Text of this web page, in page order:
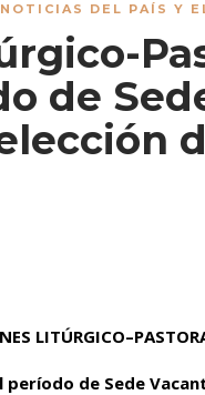
NOTICIAS DEL PAÍS Y
de
período de Sede